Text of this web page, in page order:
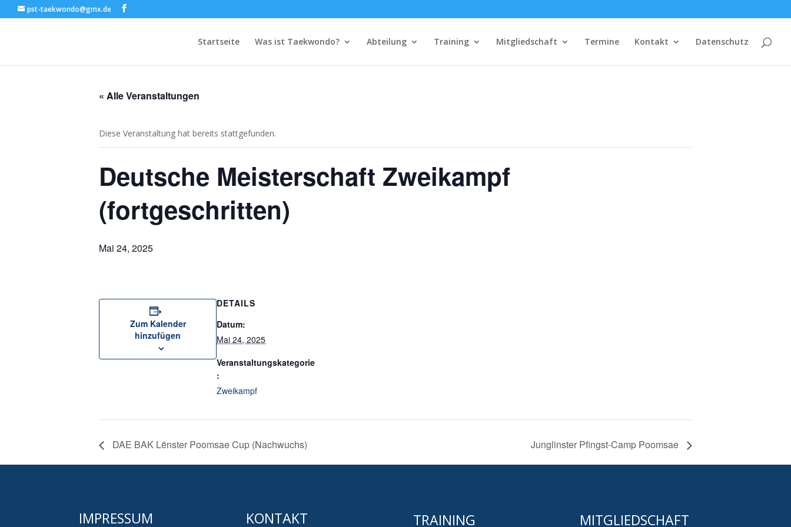
pst-taekwondo@gmx.de
Startseite Was ist Taekwondo? Abteilung Training Mitgliedschaft Termine Kontakt Datenschutz
« Alle Veranstaltungen
Diese Veranstaltung hat bereits stattgefunden.
Deutsche Meisterschaft Zweikampf
(fortgeschritten)
Mai 24, 2025
Zum Kalender
hinzufügen
DETAILS
Datum:
Mai 24, 2025
Veranstaltungskategorie
:
Zweikampf
DAE BAK Lënster Poomsae Cup (Nachwuchs) Junglinster Pfingst-Camp Poomsae
IMPRESSUM KONTAKT TRAINING MITGLIEDSCHAFT